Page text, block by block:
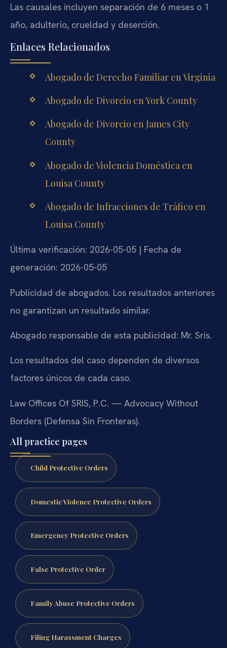
Las causales incluyen separación de 6 meses o 1
año, adulterio, crueldad y deserción.
Enlaces Relacionados
Abogado de Derecho Familiar en Virginia
Abogado de Divorcio en York County
Abogado de Divorcio en James City
County
Abogado de Violencia Doméstica en
Louisa County
Abogado de Infracciones de Tráfico en
Louisa County
Última verificación: 2026-05-05 | Fecha de
generación: 2026-05-05
Publicidad de abogados. Los resultados anteriores
no garantizan un resultado similar.
Abogado responsable de esta publicidad: Mr. Sris.
Los resultados del caso dependen de diversos
factores únicos de cada caso.
Law Offices Of SRIS, P.C. — Advocacy Without
Borders (Defensa Sin Fronteras).
All practice pages
Child Protective Orders
Domestic Violence Protective Orders
Emergency Protective Orders
False Protective Order
Family Abuse Protective Orders
Filing Harassment Charges